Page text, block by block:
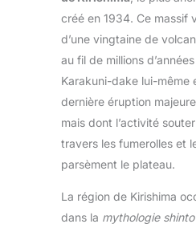
créé en 1934. Ce massif
d’une vingtaine de
au fil de millions
Karakuni-dake lui-même
dernière éruption
mais dont l’activité
travers les fumerolles et
parsèment le plateau.
La région de Kirishima
dans la mythologie